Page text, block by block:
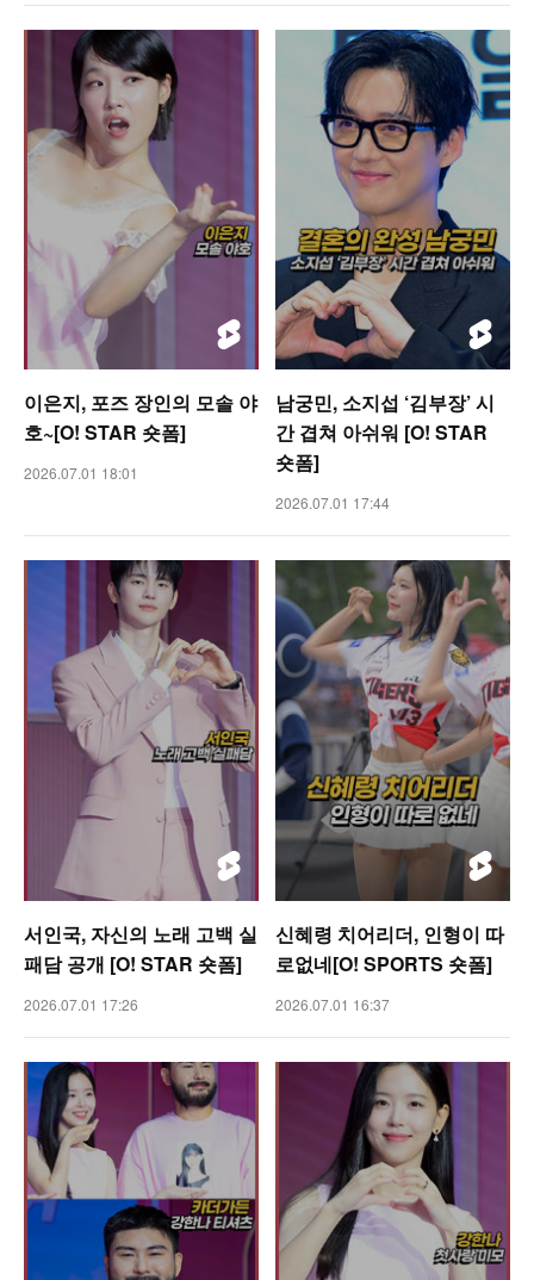
이은지, 포즈 장인의 모솔 야
호~[O! STAR 숏폼]
2026.07.01 18:01
남궁민, 소지섭 ‘김부장’ 시
간 겹쳐 아쉬워 [O! STAR
숏폼]
2026.07.01 17:44
서인국, 자신의 노래 고백 실
패담 공개 [O! STAR 숏폼]
2026.07.01 17:26
신혜령 치어리더, 인형이 따
로없네[O! SPORTS 숏폼]
2026.07.01 16:37